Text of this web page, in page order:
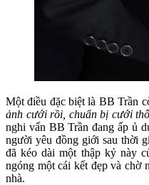
Một điều đặc biệt là BB Trần
ảnh cưới rồi, chuẩn bị cưới
nghi vấn BB Trần đang ấp ủ
người yêu đồng giới sau thời
đã kéo dài một thập kỷ này
ngóng một cái kết đẹp và chờ
nhà.